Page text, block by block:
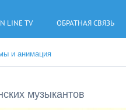
LINE TV ОБРАТНАЯ СВЯЗЬ
и анимация
музыкантов